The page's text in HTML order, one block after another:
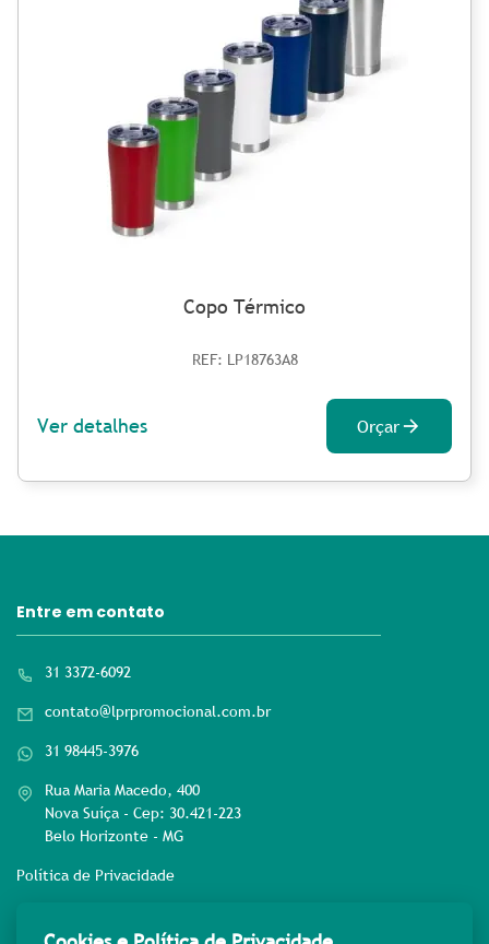
Copo Térmico
REF: LP18763A8
Ver detalhes Orçar
Entre em contato
31 3372-6092
contato@lprpromocional.com.br
31 98445-3976
Rua Maria Macedo, 400
Nova Suíça - Cep: 30.421-223
Belo Horizonte - MG
Política de Privacidade
Rede sociais